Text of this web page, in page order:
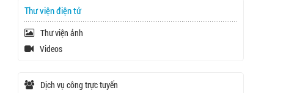
Thư viện điện tử
Thư viện ảnh
Videos
Dịch vụ công trực tuyến